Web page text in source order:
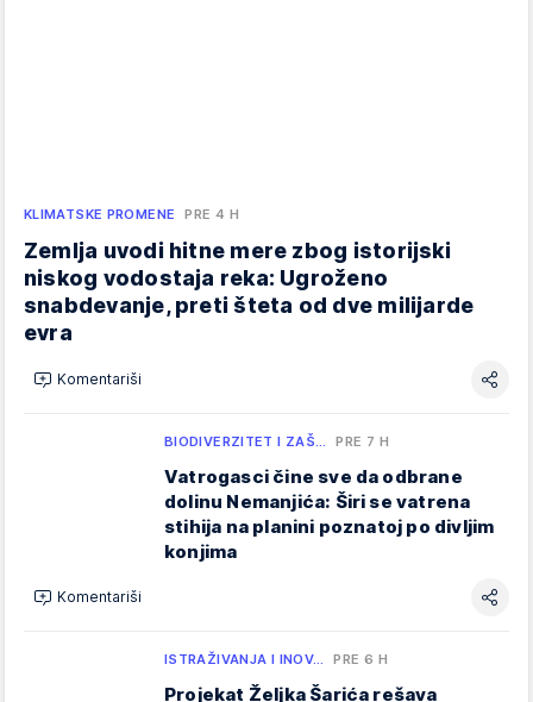
KLIMATSKE PROMENE PRE 4 H
Zemlja uvodi hitne mere zbog istorijski
niskog vodostaja reka: Ugroženo
snabdevanje, preti šteta od dve milijarde
evra
Komentariši
BIODIVERZITET I ZAŠ… PRE 7 H
Vatrogasci čine sve da odbrane
dolinu Nemanjića: Širi se vatrena
stihija na planini poznatoj po divljim
konjima
Komentariši
ISTRAŽIVANJA I INOV… PRE 6 H
Projekat Željka Šarića rešava